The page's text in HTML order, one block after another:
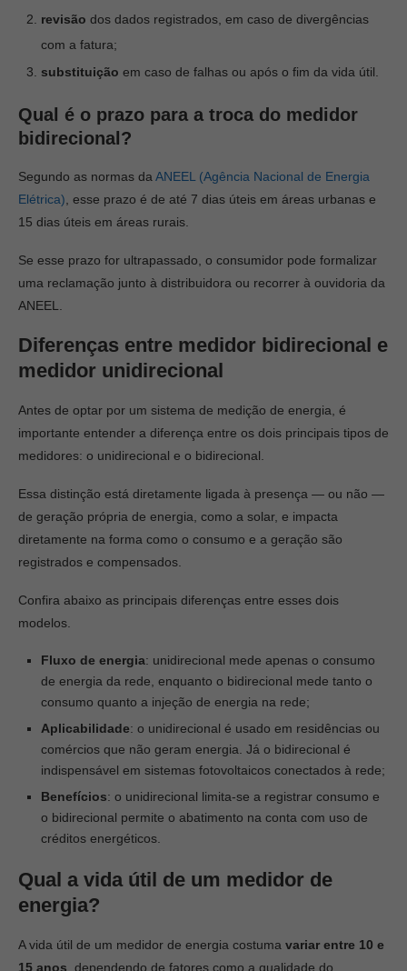
revisão dos dados registrados, em caso de divergências
com a fatura;
substituição em caso de falhas ou após o fim da vida útil.
Qual é o prazo para a troca do medidor
bidirecional?
Segundo as normas da ANEEL (Agência Nacional de Energia
Elétrica) , esse prazo é de até 7 dias úteis em áreas urbanas e
15 dias úteis em áreas rurais.
Se esse prazo for ultrapassado, o consumidor pode formalizar
uma reclamação junto à distribuidora ou recorrer à ouvidoria da
ANEEL.
Diferenças entre medidor bidirecional e
medidor unidirecional
Antes de optar por um sistema de medição de energia, é
importante entender a diferença entre os dois principais tipos de
medidores: o unidirecional e o bidirecional.
Essa distinção está diretamente ligada à presença — ou não —
de geração própria de energia, como a solar, e impacta
diretamente na forma como o consumo e a geração são
registrados e compensados.
Confira abaixo as principais diferenças entre esses dois
modelos.
Fluxo de energia: unidirecional mede apenas o consumo
de energia da rede, enquanto o bidirecional mede tanto o
consumo quanto a injeção de energia na rede;
Aplicabilidade: o unidirecional é usado em residências ou
comércios que não geram energia. Já o bidirecional é
indispensável em sistemas fotovoltaicos conectados à rede;
Benefícios: o unidirecional limita-se a registrar consumo e
o bidirecional permite o abatimento na conta com uso de
créditos energéticos.
Qual a vida útil de um medidor de
energia?
A vida útil de um medidor de energia costuma variar entre 10 e
15 anos , dependendo de fatores como a qualidade do